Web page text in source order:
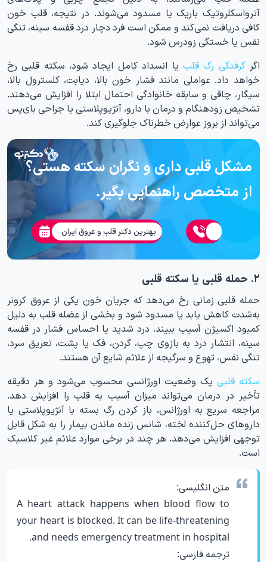
آترواسکلروتیک باریک یا مسدود می‌شوند. در نتیجه، قلب خون
کافی دریافت نمی‌کند و ممکن است فرد دچار درد قفسه سینه، تنگی
نفس یا خستگی زودرس شود.
اگرگرفتگی رگ قلب یا انسداد کامل ایجاد شود، سکته قلبی رخ
خواهد داد. عواملی مانند فشار خون بالا، دیابت، کلسترول بالا،
سیگار، چاقی و سابقه خانوادگی احتمال ابتلا را افزایش می‌دهند.
تشخیص زودهنگام و درمان با دارو، آنژیوپلاستی یا جراحی بای‌پس
می‌تواند از بروز عوارض خطرناک جلوگیری کند.
مشکل قلبی داری و نگران سکته هستی؟
از متخصص راهنمایی بگیر.
بهترین دکتر قلب و عروق ایران
۲. حمله قلبی یا سکته قلبی
حمله قلبی زمانی رخ می‌دهد که جریان خون یکی از عروق کرونر
به‌شدت کاهش یابد یا مسدود شود و بخشی از عضله قلب به دلیل
کمبود اکسیژن آسیب ببیند. درد شدید یا احساس فشار در قفسه
سینه، انتشار درد به بازوی چپ، گردن، فک یا پشت، تعریق سرد،
تنگی نفس، تهوع و سرگیجه از علائم شایع آن هستند.
سکته قلبی یک وضعیت اورژانسی محسوب می‌شود و هر دقیقه
تأخیر در درمان می‌تواند میزان آسیب به قلب را افزایش دهد.
مراجعه سریع به اورژانس، باز کردن رگ بسته با آنژیوپلاستی یا
داروهای حل‌کننده لخته، شانس زنده ماندن بیمار را به شکل قابل
توجهی افزایش می‌دهد. هر چند در برخی موارد علائم غیر کلاسیک
است.
متن انگلیسی:
A heart attack happens when blood flow to
your heart is blocked. It can be life-threatening
and needs emergency treatment in hospital.
ترجمه فارسی: